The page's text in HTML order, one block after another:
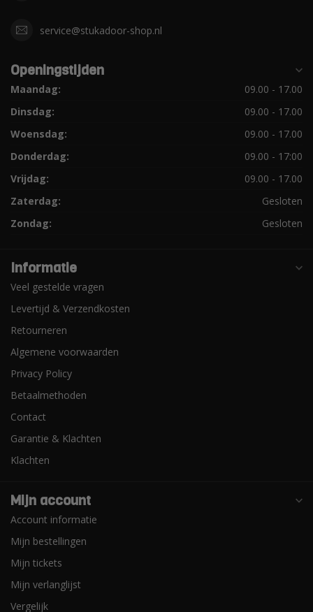
service@stukadoor-shop.nl
Openingstijden
Maandag:
09.00 - 17.00
Dinsdag:
09.00 - 17.00
Woensdag:
09.00 - 17.00
Donderdag:
09.00 - 17:00
Vrijdag:
09.00 - 17.00
Zaterdag:
Gesloten
Zondag:
Gesloten
Informatie
Veel gestelde vragen
Levertijd & Verzendkosten
Retourneren
Algemene voorwaarden
Privacy Policy
Betaalmethoden
Contact
Garantie & Klachten
Klachten
Mijn account
Account informatie
Mijn bestellingen
Mijn tickets
Mijn verlanglijst
Vergelijk